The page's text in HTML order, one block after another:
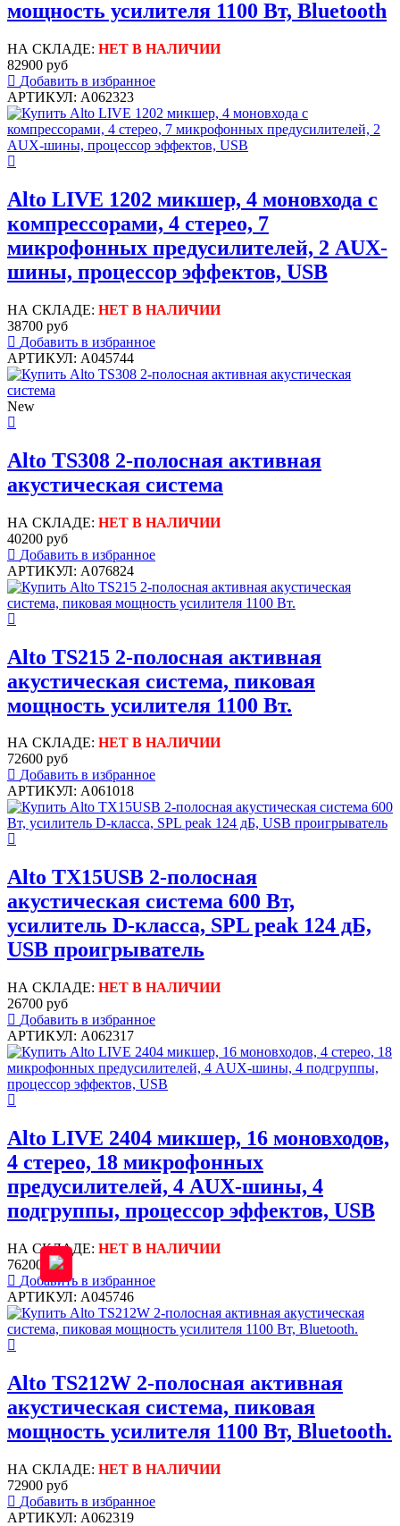
мощность усилителя 1100 Вт, Bluetooth
НА СКЛАДЕ: НЕТ В НАЛИЧИИ
82900 руб
Добавить в избранное
АРТИКУЛ: A062323
Alto LIVE 1202 микшер, 4 моновхода с
компрессорами, 4 стерео, 7
микрофонных предусилителей, 2 AUX-
шины, процессор эффектов, USB
НА СКЛАДЕ: НЕТ В НАЛИЧИИ
38700 руб
Добавить в избранное
АРТИКУЛ: A045744
New
Alto TS308 2-полосная активная
акустическая система
НА СКЛАДЕ: НЕТ В НАЛИЧИИ
40200 руб
Добавить в избранное
АРТИКУЛ: A076824
Alto TS215 2-полосная активная
акустическая система, пиковая
мощность усилителя 1100 Вт.
НА СКЛАДЕ: НЕТ В НАЛИЧИИ
72600 руб
Добавить в избранное
АРТИКУЛ: A061018
Alto TX15USB 2-полосная
акустическая система 600 Вт,
усилитель D-класса, SPL peak 124 дБ,
USB проигрыватель
НА СКЛАДЕ: НЕТ В НАЛИЧИИ
26700 руб
Добавить в избранное
АРТИКУЛ: A062317
Alto LIVE 2404 микшер, 16 моновходов,
4 стерео, 18 микрофонных
предусилителей, 4 AUX-шины, 4
подгруппы, процессор эффектов, USB
НА СКЛАДЕ: НЕТ В НАЛИЧИИ
76200 руб
Добавить в избранное
АРТИКУЛ: A045746
Alto TS212W 2-полосная активная
акустическая система, пиковая
мощность усилителя 1100 Вт, Bluetooth.
НА СКЛАДЕ: НЕТ В НАЛИЧИИ
72900 руб
Добавить в избранное
АРТИКУЛ: A062319